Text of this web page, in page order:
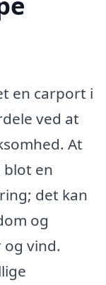
en carport i
ved at
At
blot en
det kan
og
vind.